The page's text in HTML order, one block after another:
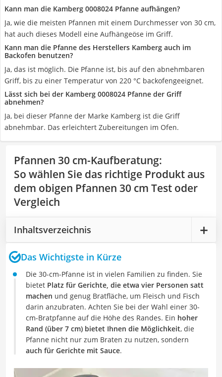
Kann man die Kamberg 0008024 Pfanne aufhängen?
Ja, wie die meisten Pfannen mit einem Durchmesser von 30 cm,
hat auch dieses Modell eine Aufhängeöse im Griff.
Kann man die Pfanne des Herstellers Kamberg auch im
Backofen benutzen?
Ja, das ist möglich. Die Pfanne ist, bis auf den abnehmbaren
Griff, bis zu einer Temperatur von 220 °C backofengeeignet.
Lässt sich bei der Kamberg 0008024 Pfanne der Griff
abnehmen?
Ja, bei dieser Pfanne der Marke Kamberg ist die Griff
abnehmbar. Das erleichtert Zubereitungen im Ofen.
Pfannen 30 cm-Kaufberatung:
So wählen Sie das richtige Produkt aus
dem obigen Pfannen 30 cm Test oder
Vergleich
Inhaltsverzeichnis
Das Wichtigste in Kürze
Die 30-cm-Pfanne ist in vielen Familien zu finden. Sie
bietet Platz für Gerichte, die etwa vier Personen satt
machen und genug Bratfläche, um Fleisch und Fisch
darin anzubraten. Achten Sie bei der Wahl einer 30-
cm-Bratpfanne auf die Höhe des Randes. Ein hoher
Rand (über 7 cm) bietet Ihnen die Möglichkeit, die
Pfanne nicht nur zum Braten zu nutzen, sondern
auch für Gerichte mit Sauce.